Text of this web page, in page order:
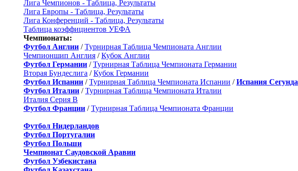
Лига Чемпионов - Таблица, Результаты
Лига Европы - Таблица, Результаты
Лига Конференций - Таблица, Результаты
Таблица коэффициентов УЕФА
Чемпионаты:
Футбол Англии /Турнирная Таблица Чемпионата Англии
Чемпионшип Англия /Кубок Англии
Футбол Германии /Турнирная Таблица Чемпионата Германии
Вторая Бундеслига /Кубок Германии
Футбол Испании /Турнирная Таблица Чемпионата Испании /Испания Сегунда
Футбол Италии /Турнирная Таблица Чемпионата Италии
Италия Серия B
Футбол Франции /Турнирная Таблица Чемпионата Франции
Футбол Нидерландов
Футбол Португалии
Футбол Польши
Чемпионат Саудовской Аравии
Футбол Узбекистана